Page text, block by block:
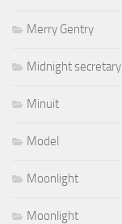
Merry Gentry
Midnight secretary
Minuit
Model
Moonlight
Moonlight